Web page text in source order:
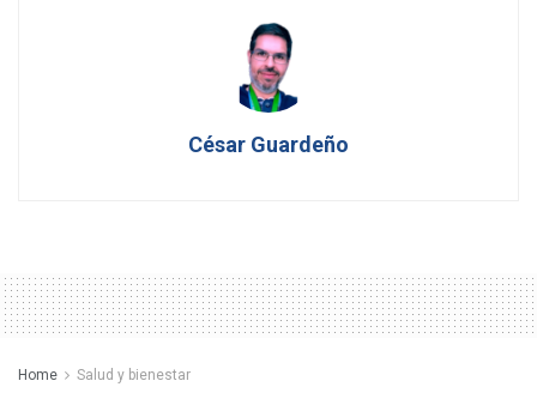
César Guardeño
Home Salud y bienestar